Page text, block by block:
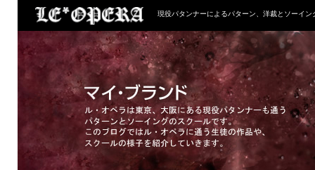
現役パタンナーによるパターン、洋裁とソーイン